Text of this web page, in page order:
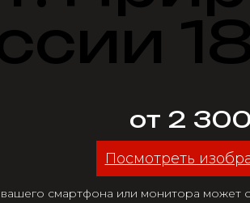
от 2
Посмотреть
смартфона или монитора может